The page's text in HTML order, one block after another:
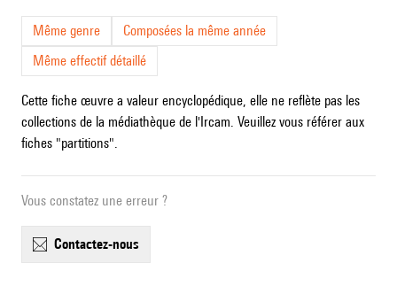
Même genre
Composées la même année
Même effectif détaillé
Cette fiche œuvre a valeur encyclopédique, elle ne reflète pas les
collections de la médiathèque de l'Ircam. Veuillez vous référer aux
fiches "partitions".
Vous constatez une erreur ?
contactez-nous